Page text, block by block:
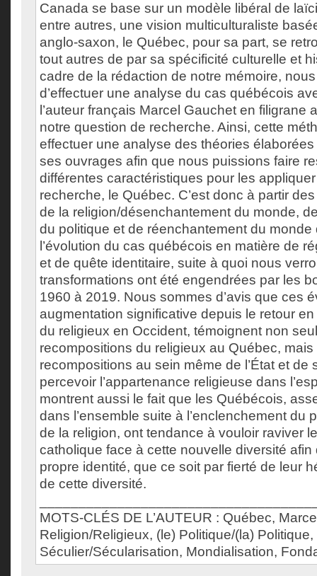
Canada se base sur un modèle libéral de
entre autres, une vision multiculturaliste
anglo-saxon, le Québec, pour sa part, se
tout autres de par sa spécificité culturelle et
cadre de la rédaction de notre mémoire,
d’effectuer une analyse du cas québécois
l’auteur français Marcel Gauchet en filigrane
notre question de recherche. Ainsi, cette
effectuer une analyse des théories
ses ouvrages afin que nous puissions faire
différentes caractéristiques pour les
recherche, le Québec. C’est donc à partir
de la religion/désenchantement du monde,
du politique et de réenchantement du
l’évolution du cas québécois en matière de
et de quête identitaire, suite à quoi nous
transformations ont été engendrées par les
1960 à 2019. Nous sommes d’avis que ces
augmentation significative depuis le retour
du religieux en Occident, témoignent non
recompositions du religieux au Québec,
recompositions au sein même de l’État et de
percevoir l’appartenance religieuse dans
montrent aussi le fait que les Québécois,
dans l’ensemble suite à l’enclenchement du
de la religion, ont tendance à vouloir raviver
catholique face à cette nouvelle diversité afin
propre identité, que ce soit par fierté de leur
de cette diversité.
MOTS-CLÉS DE L’AUTEUR : Québec,
Religion/Religieux, (le) Politique/(la)
Séculier/Sécularisation, Mondialisation,